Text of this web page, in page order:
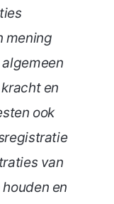
mening
en
ook
van
en